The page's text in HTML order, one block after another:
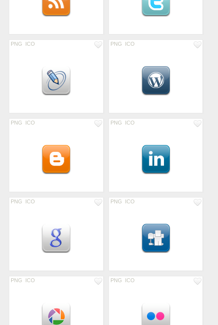
PNG ICO PNG ICO
PNG ICO PNG ICO
PNG ICO PNG ICO
PNG ICO PNG ICO